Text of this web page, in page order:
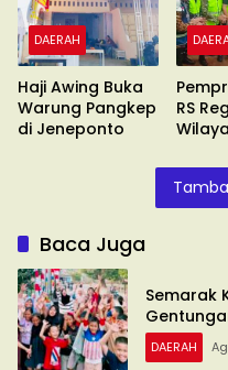
DAERAH
Haji Awing Buka
Warung Pangkep
di Jeneponto
RS
Baca Juga
Semarak
DAERAH